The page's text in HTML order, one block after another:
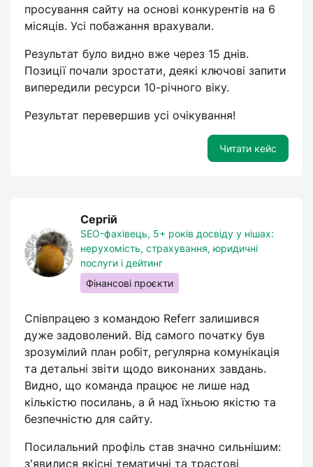
просування сайту на основі конкурентів на 6
місяців. Усі побажання врахували.
Результат було видно вже через 15 днів.
Позиції почали зростати, деякі ключові запити
випередили ресурси 10-річного віку.
Результат перевершив усі очікування!
Читати кейс
Сергій
SEO-фахівець, 5+ років досвіду у нішах:
нерухомість, страхування, юридичні
послуги і дейтинг
Фінансові проєкти
Співпрацею з командою Referr залишився
дуже задоволений. Від самого початку був
зрозумілий план робіт, регулярна комунікація
та детальні звіти щодо виконаних завдань.
Видно, що команда працює не лише над
кількістю посилань, а й над їхньою якістю та
безпечністю для сайту.
Посилальний профіль став значно сильнішим:
з'явилися якісні тематичні та трастові